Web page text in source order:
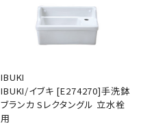
IBUKI
IBUKI/イブキ [E274270]手洗鉢
ブランカ Sレクタングル 立水栓
用